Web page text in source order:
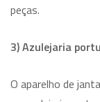
peças.
3) Azulejaria
O aparelho de